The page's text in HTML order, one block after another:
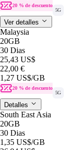
20 % de descuento
5G
Ver detalles
Malaysia
20GB
30 Dias
25,43 US$
22,00 €
1,27 US$/GB
20 % de descuento
5G
Detalles
South East Asia
20GB
30 Dias
1,35 US$/GB